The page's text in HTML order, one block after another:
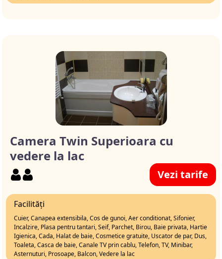
Camera Twin Superioara cu
vedere la lac
Vezi tarife
Facilități
Cuier, Canapea extensibila, Cos de gunoi, Aer conditionat, Sifonier,
Incalzire, Plasa pentru tantari, Seif, Parchet, Birou, Baie privata, Hartie
Igienica, Cada, Halat de baie, Cosmetice gratuite, Uscator de par, Dus,
Toaleta, Casca de baie, Canale TV prin cablu, Telefon, TV, Minibar,
Asternuturi, Prosoape, Balcon, Vedere la lac